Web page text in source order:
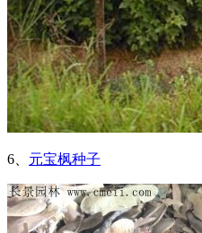
6、 元宝枫种子